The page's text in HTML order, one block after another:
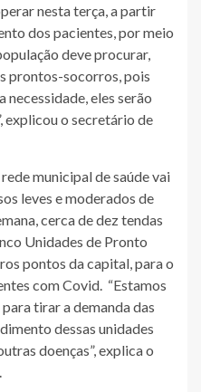
nesta terça, a partir
dos pacientes, por meio
deve procurar,
prontos-socorros, pois
necessidade, eles serão
explicou o secretário de
municipal de saúde vai
leves e moderados de
cerca de dez tendas
Unidades de Pronto
pontos da capital, para o
com Covid. “Estamos
tirar a demanda das
dessas unidades
doenças”, explica o